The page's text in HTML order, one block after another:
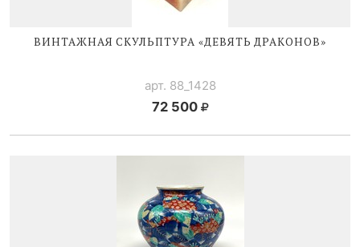
ВИНТАЖНАЯ СКУЛЬПТУРА «ДЕВЯТЬ ДРАКОНОВ»
арт. 88_1428
72 500